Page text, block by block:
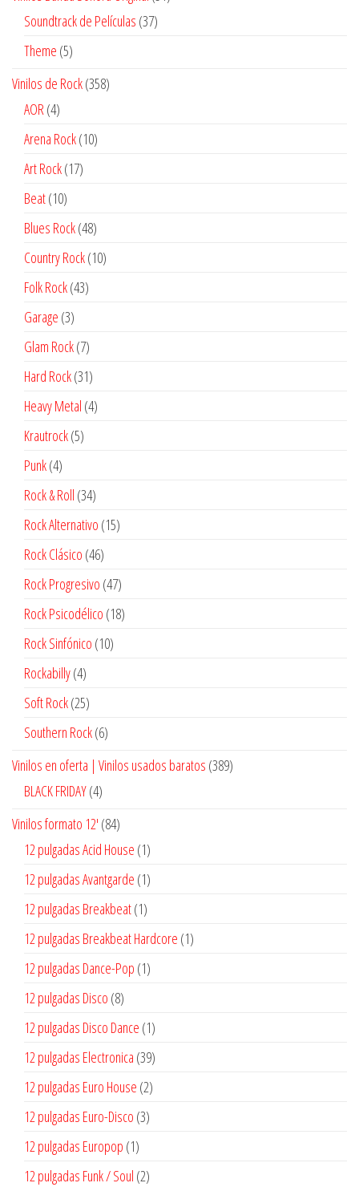
Soundtrack de Películas 3737
Theme 55
Vinilos de Rock 358358
AOR 44
productos
Arena Rock 1010
Art Rock 1717
Beat 1010
productos
Blues Rock 4848
productos
Country Rock 1010
Folk Rock 4343
Garage 33
productos
Glam Rock 77
productos
Hard Rock 3131
productos
Heavy Metal 44
Krautrock 55
Punk 44
productos
Rock & Roll 3434
productos
Rock Alternativo 1515
Rock Clásico 4646
productos
Rock Progresivo 4747
productos
Rock Psicodélico 1818
Rock Sinfónico 1010
Rockabilly 44
productos
Soft Rock 2525
productos
Southern Rock 66
Vinilos en oferta | Vinilos usados baratos 389389
BLACK FRIDAY 44
Vinilos formato 12' 8484
productos
12 pulgadas Acid House 11
producto
12 pulgadas Avantgarde 11
12 pulgadas Breakbeat 11
producto
12 pulgadas Breakbeat Hardcore 11
12 pulgadas Dance-Pop 11
12 pulgadas Disco 88
productos
12 pulgadas Disco Dance 11
producto
12 pulgadas Electronica 3939
productos
12 pulgadas Euro House 22
12 pulgadas Euro-Disco 33
12 pulgadas Europop 11
producto
12 pulgadas Funk / Soul 22